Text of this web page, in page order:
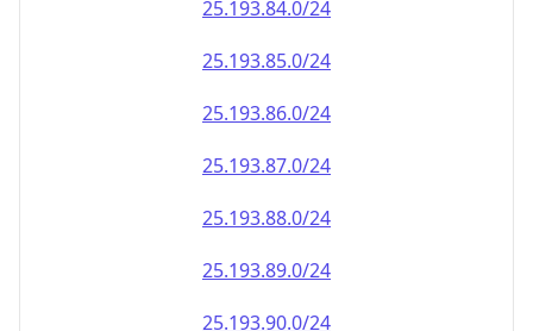
25.193.85.0/24
25.193.86.0/24
25.193.87.0/24
25.193.88.0/24
25.193.89.0/24
25.193.90.0/24